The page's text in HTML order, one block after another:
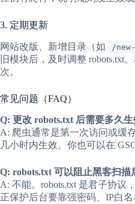
3. 定期更新
网站改版、新增目录（如 /
旧模块后，及时调整 robots.txt
次。
常见问题（FAQ）
Q: 更改 robots.txt 后需要多久生
A: 爬虫通常是第一次访问或缓
几小时内生效。你也可以在
Q: robots.txt 可以阻止黑客扫描
A: 不能。robots.txt 是君子协议
正保护后台要靠强密码、IP白